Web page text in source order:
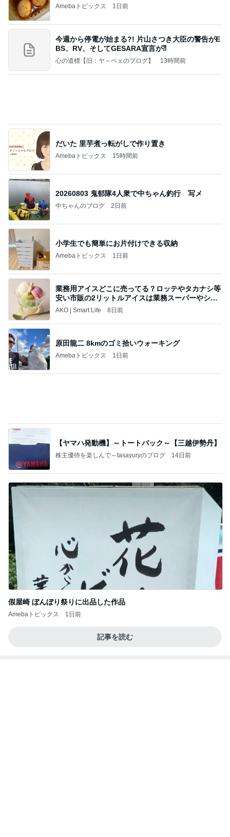
Amebaトピックス 1日前
今週から停電が始まる?! 片山さつき大臣の警告がE
BS、RV、そしてGESARA宣言が⁈
心の道標【旧：ヤ～ベェのブログ】 13時間前
だいた 里芋煮っ転がしで作り置き
Amebaトピックス 15時間前
20260803 鬼郁隊4人衆で中ちゃん釣行 写メ
中ちゃんのブログ 2日前
小学生でも簡単にお片付けできる収納
Amebaトピックス 1日前
業務用アイスどこに売ってる？ロッテやタカナシ等
安い市販の2リットルアイスは業務スーパーやシャ
トレ
AKO | Smart Life 8日前
原田龍二 8kmのゴミ拾いウォーキング
Amebaトピックス 1日前
【ヤマハ発動機】～トートバック～【三越伊勢丹】
株主優待を楽しんで～tasayuryのブログ 14日前
假屋崎 ぼんぼり祭りに出品した作品
Amebaトピックス 1日前
記事を読む